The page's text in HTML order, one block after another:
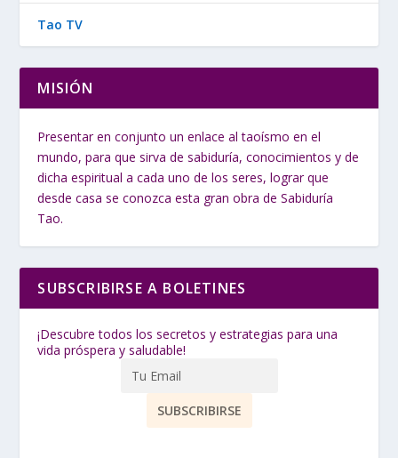
Tao TV
MISIÓN
Presentar en conjunto un enlace al taoísmo en el
mundo, para que sirva de sabiduría, conocimientos y de
dicha espiritual a cada uno de los seres, lograr que
desde casa se conozca esta gran obra de Sabiduría
Tao.
SUBSCRIBIRSE A BOLETINES
¡Descubre todos los secretos y estrategias para una
vida próspera y saludable!